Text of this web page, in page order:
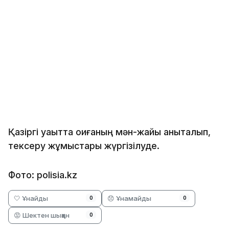
Қазіргі уақытта оқиғаның мән-жайы анықталып,
тексеру жұмыстары жүргізілуде.
Фото: polisia.kz
🤍 Ұнайды 0 😞 Ұнамайды 0
😡 Шектен шыққан 0